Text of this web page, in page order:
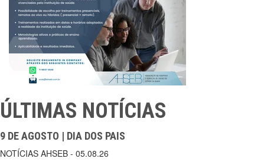
ÚLTIMAS NOTÍCIAS
9 DE AGOSTO | DIA DOS PAIS
NOTÍCIAS AHSEB - 05.08.26